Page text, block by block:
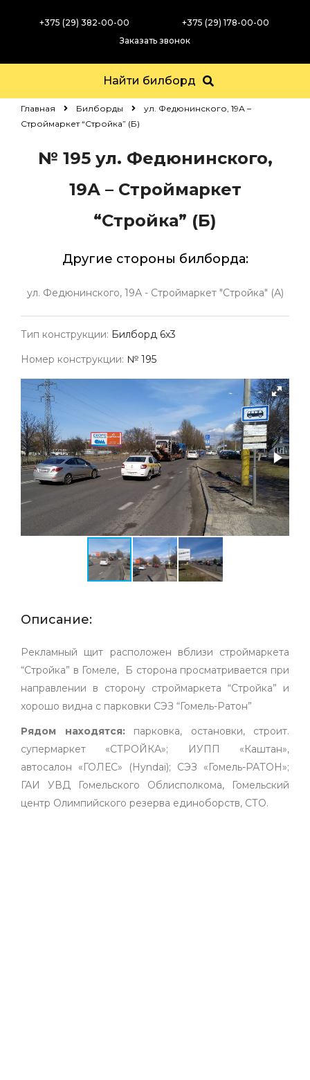
+375 (29) 382-00-00
+375 (29) 178-00-00
Заказать звонок
Найти билборд
Главная Билборды
ул. Федюнинского, 19А –
Строймаркет “Стройка” (Б)
№ 195ул. Федюнинского,
19А – Строймаркет
“Стройка” (Б)
Другие стороны билборда:
ул. Федюнинского, 19А - Строймаркет "Стройка" (А)
Тип конструкции: Билборд 6х3
Номер конструкции: № 195
Описание:
Рекламный щит расположен вблизи строймаркета
“Стройка” в Гомеле, Б сторона просматривается при
направлении в сторону строймаркета “Стройка” и
хорошо видна с парковки СЭЗ “Гомель-Ратон”
Рядом находятся: парковка, остановки, строит.
супермаркет «СТРОЙКА»; ИУПП «Каштан»,
автосалон «ГОЛЕС» (Hyndai); СЭЗ «Гомель-РАТОН»;
ГАИ УВД Гомельского Облисполкома, Гомельский
центр Олимпийского резерва единоборств, СТО.